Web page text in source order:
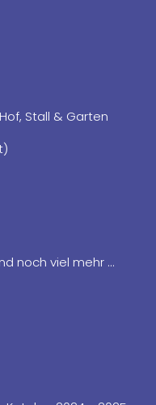
Hof, Stall & Garten
noch viel mehr ...